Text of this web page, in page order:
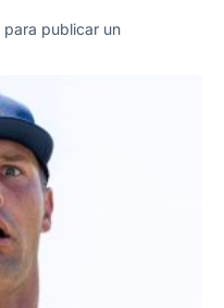
para publicar un